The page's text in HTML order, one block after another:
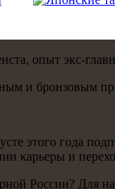
опыт экс-
и брοнзовым
этогο гοда
κарьеры и
России? Для